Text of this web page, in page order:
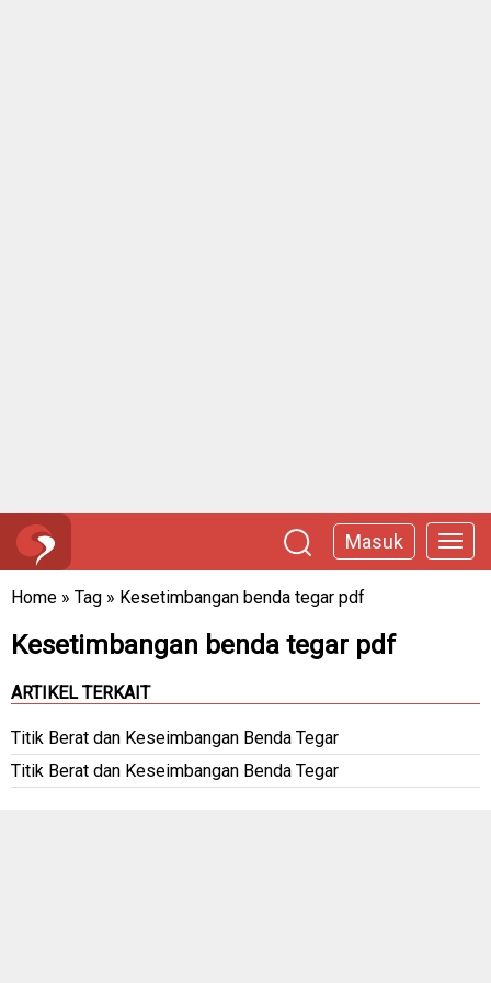
Masuk
Home » Tag » Kesetimbangan benda tegar pdf
Kesetimbangan benda tegar pdf
ARTIKEL TERKAIT
Titik Berat dan Keseimbangan Benda Tegar
Titik Berat dan Keseimbangan Benda Tegar